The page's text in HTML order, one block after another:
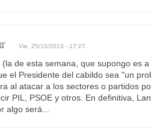
Vie, 25/10/2013 - 17:27
(la de esta semana, que supongo es
el Presidente del cabildo sea "un
al atacar a los sectores o partidos
PIL, PSOE y otros. En definitiva,
algo será...